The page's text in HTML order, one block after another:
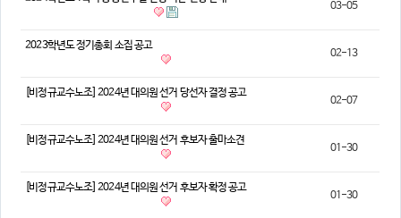
03-05
2023학년도 정기총회 소집 공고
02-13
[비정규교수노조] 2024년 대의원 선거 당선자 결정 공고
02-07
[비정규교수노조] 2024년 대의원 선거 후보자 출마소견
01-30
[비정규교수노조] 2024년 대의원 선거 후보자 확정 공고
01-30